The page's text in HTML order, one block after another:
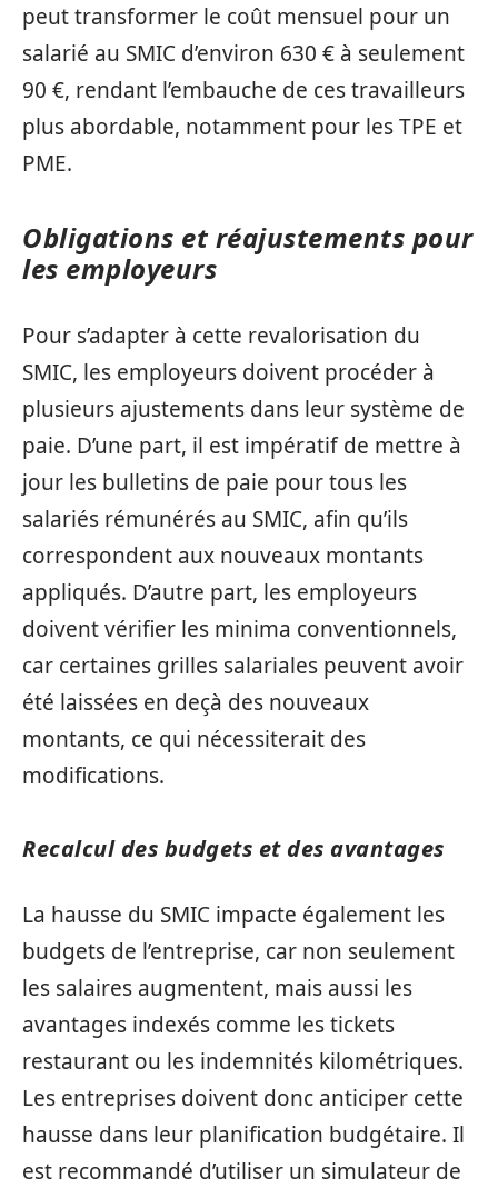
peut transformer le coût mensuel pour un
salarié au SMIC d’environ 630 € à seulement
90 €, rendant l’embauche de ces travailleurs
plus abordable, notamment pour les TPE et
PME.
Obligations et réajustements pour
les employeurs
Pour s’adapter à cette revalorisation du
SMIC, les employeurs doivent procéder à
plusieurs ajustements dans leur système de
paie. D’une part, il est impératif de mettre à
jour les bulletins de paie pour tous les
salariés rémunérés au SMIC, afin qu’ils
correspondent aux nouveaux montants
appliqués. D’autre part, les employeurs
doivent vérifier les minima conventionnels,
car certaines grilles salariales peuvent avoir
été laissées en deçà des nouveaux
montants, ce qui nécessiterait des
modifications.
Recalcul des budgets et des avantages
La hausse du SMIC impacte également les
budgets de l’entreprise, car non seulement
les salaires augmentent, mais aussi les
avantages indexés comme les tickets
restaurant ou les indemnités kilométriques.
Les entreprises doivent donc anticiper cette
hausse dans leur planification budgétaire. Il
est recommandé d’utiliser un simulateur de